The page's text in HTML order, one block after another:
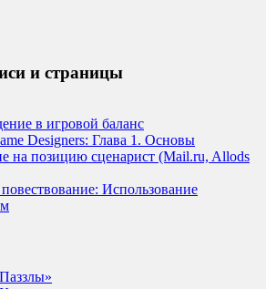
и страницы
в игровой баланс
Designers: Глава 1. Основы
на позицию сценарист (Mail.ru, Allods
Использование